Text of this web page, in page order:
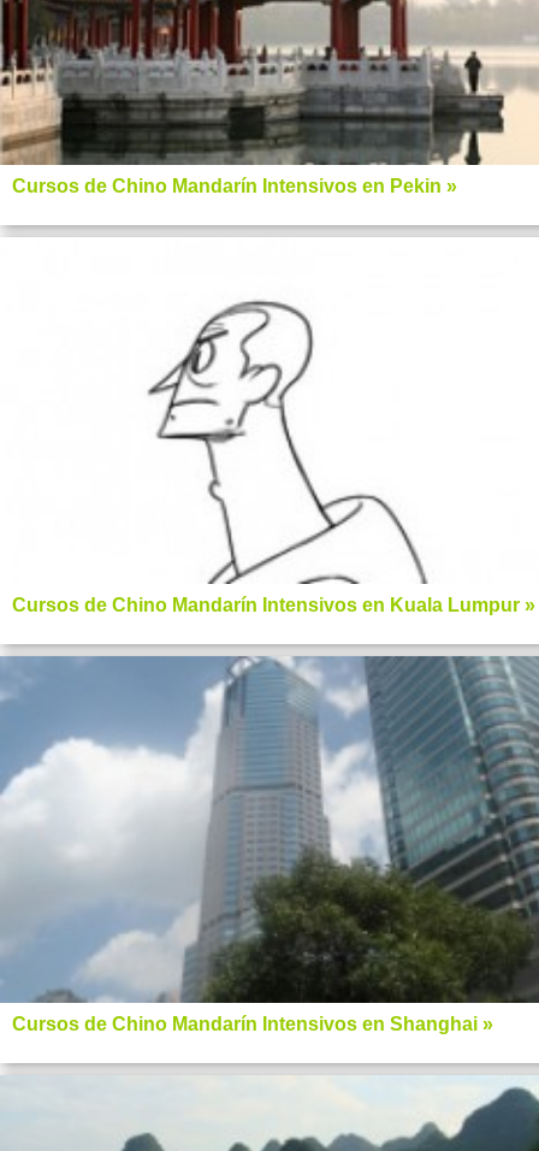
Cursos de Chino Mandarín Intensivos en Pekin »
Cursos de Chino Mandarín Intensivos en Kuala Lumpur »
Cursos de Chino Mandarín Intensivos en Shanghai »